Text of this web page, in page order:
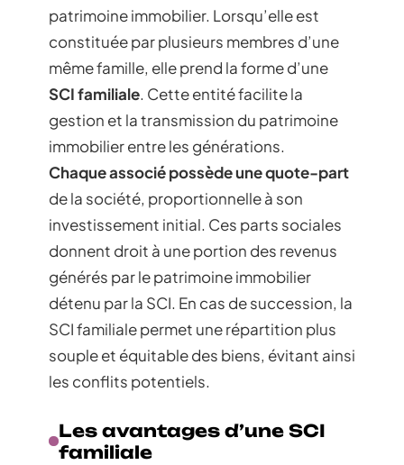
patrimoine immobilier. Lorsqu’elle est
constituée par plusieurs membres d’une
même famille, elle prend la forme d’une
SCI familiale. Cette entité facilite la
gestion et la transmission du patrimoine
immobilier entre les générations.
Chaque associé possède une quote-part
de la société, proportionnelle à son
investissement initial. Ces parts sociales
donnent droit à une portion des revenus
générés par le patrimoine immobilier
détenu par la SCI. En cas de succession, la
SCI familiale permet une répartition plus
souple et équitable des biens, évitant ainsi
les conflits potentiels.
Les avantages d’une SCI
familiale